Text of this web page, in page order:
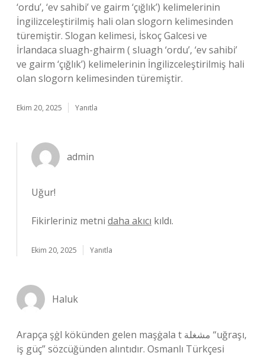
‘ordu’, ‘ev sahibi’ ve gairm ‘çığlık’) kelimelerinin
İngilizceleştirilmiş hali olan slogorn kelimesinden
türemiştir. Slogan kelimesi, İskoç Galcesi ve
İrlandaca sluagh-ghairm ( sluagh ‘ordu’, ‘ev sahibi’
ve gairm ‘çığlık’) kelimelerinin İngilizceleştirilmiş hali
olan slogorn kelimesinden türemiştir.
Ekim 20, 2025 Yanıtla
admin
Uğur!
Fikirleriniz metni daha akıcı kıldı.
Ekim 20, 2025 Yanıtla
Haluk
Arapça şġl kökünden gelen maşġala t مشغلة “uğraşı,
iş güç” sözcüğünden alıntıdır. Osmanlı Türkçesi